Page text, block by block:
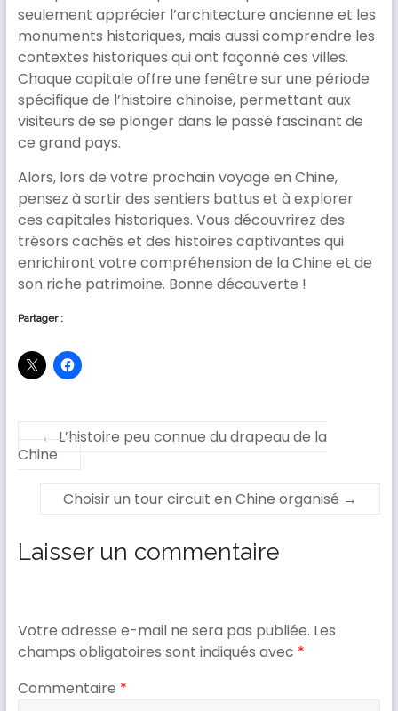
seulement apprécier l’architecture ancienne et les
monuments historiques, mais aussi comprendre les
contextes historiques qui ont façonné ces villes.
Chaque capitale offre une fenêtre sur une période
spécifique de l’histoire chinoise, permettant aux
visiteurs de se plonger dans le passé fascinant de
ce grand pays.
Alors, lors de votre prochain voyage en Chine,
pensez à sortir des sentiers battus et à explorer
ces capitales historiques. Vous découvrirez des
trésors cachés et des histoires captivantes qui
enrichiront votre compréhension de la Chine et de
son riche patrimoine. Bonne découverte !
Partager :
←
L’histoire peu connue du drapeau de la
Chine
Choisir un tour circuit en Chine organisé →
Laisser un commentaire
Votre adresse e-mail ne sera pas publiée. Les
champs obligatoires sont indiqués avec *
Commentaire *